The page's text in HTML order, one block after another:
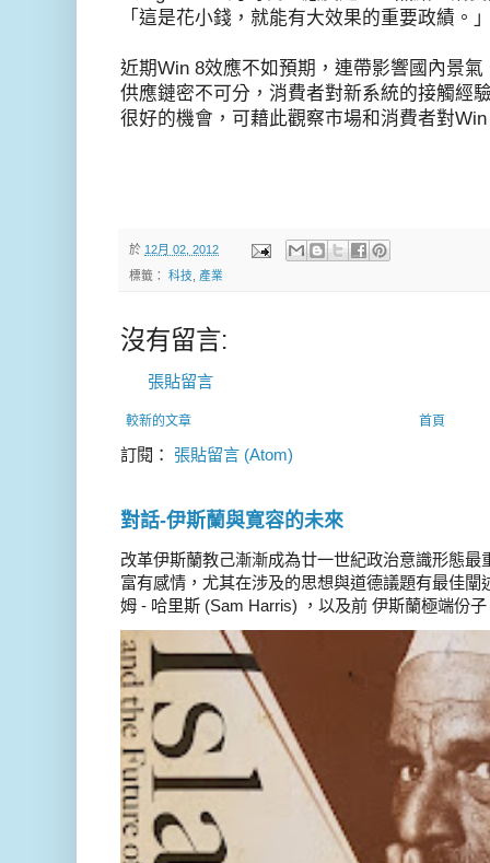
「這是花小錢，就能有大效果的重要政績。
近期Win 8效應不如預期，連帶影響國內景
供應鏈密不可分，消費者對新系統的接觸經
很好的機會，可藉此觀察市場和消費者對
於 12月 02, 2012
標籤： 科技, 產業
沒有留言:
張貼留言
較新的文章 首頁
訂閱： 張貼留言 (Atom)
對話-伊斯蘭與寛容的未來
改革伊斯蘭教己漸漸成為廿一世紀政治意識形態
富有感情，尤其在涉及的思想與道德議題有最佳
姆 - 哈里斯 (Sam Harris) ，以及前 伊斯蘭極端份